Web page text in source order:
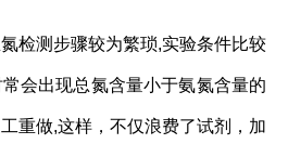
检测步骤较为繁琐,实验条件比较
会出现总氮含量小于氨氮含量的
重做,这样，不仅浪费了试剂，加